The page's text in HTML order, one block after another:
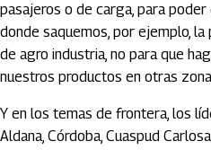
pasajeros o de carga, para
donde saquemos, por ejemplo,
de agro industria, no para que
nuestros productos en otras
Y en los temas de frontera, los
Aldana, Córdoba, Cuaspud